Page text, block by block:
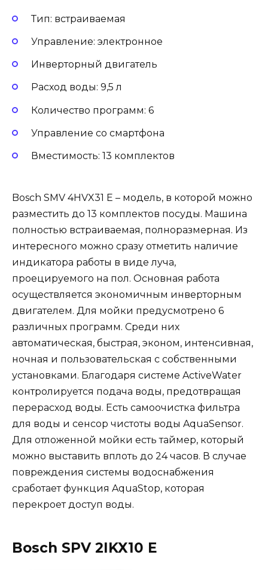
Тип: встраиваемая
Управление: электронное
Инверторный двигатель
Расход воды: 9,5 л
Количество программ: 6
Управление со смартфона
Вместимость: 13 комплектов
Bosch SMV 4HVX31 E – модель, в которой можно
разместить до 13 комплектов посуды. Машина
полностью встраиваемая, полноразмерная. Из
интересного можно сразу отметить наличие
индикатора работы в виде луча,
проецируемого на пол. Основная работа
осуществляется экономичным инверторным
двигателем. Для мойки предусмотрено 6
различных программ. Среди них
автоматическая, быстрая, эконом, интенсивная,
ночная и пользовательская с собственными
установками. Благодаря системе ActiveWater
контролируется подача воды, предотвращая
перерасход воды. Есть самоочистка фильтра
для воды и сенсор чистоты воды AquaSensor.
Для отложенной мойки есть таймер, который
можно выставить вплоть до 24 часов. В случае
повреждения системы водоснабжения
сработает функция AquaStop, которая
перекроет доступ воды.
Bosch SPV 2IKX10 E